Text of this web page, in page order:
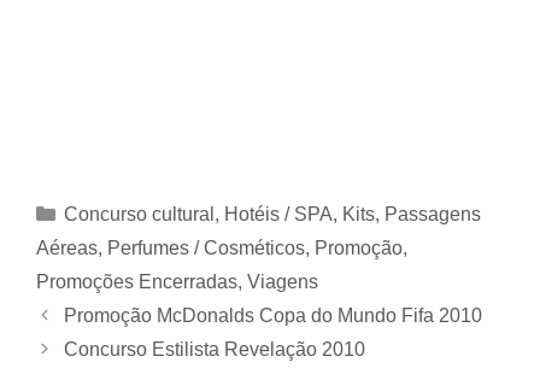
Categorias
Concurso cultural , Hotéis / SPA, Kits, Passagens
Aéreas, Perfumes / Cosméticos, Promoção,
Promoções Encerradas, Viagens
Promoção McDonalds Copa do Mundo Fifa 2010
Concurso Estilista Revelação 2010